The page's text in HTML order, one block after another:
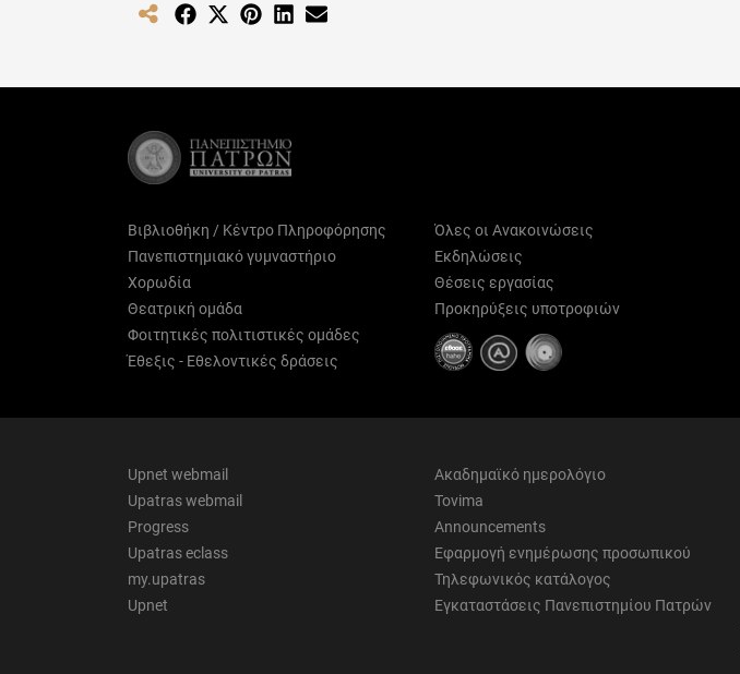
Share Share
(Twitter)
Share Share
Βιβλιοθήκη / Κέντρο Πληροφόρησης
Πανεπιστημιακό γυμναστήριο
Χορωδία
Θεατρική ομάδα
Φοιτητικές πολιτιστικές ομάδες
Έθεξις - Εθελοντικές δράσεις
Όλες οι Ανακοινώσεις
Εκδηλώσεις
Θέσεις εργασίας
Προκηρύξεις υποτροφιών
Upnet webmail
Upatras webmail
Progress
Upatras eclass
my.upatras
Upnet
Ακαδημαϊκό ημερολόγιο
Tovima
Announcements
Εφαρμογή ενημέρωσης προσωπικού
Τηλεφωνικός κατάλογος
Εγκαταστάσεις Πανεπιστημίου Πατρών